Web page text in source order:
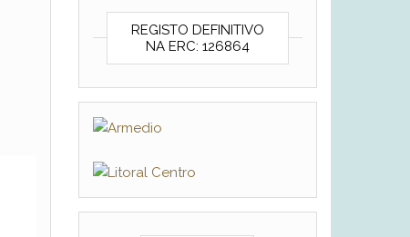
REGISTO DEFINITIVO
NA ERC: 126864